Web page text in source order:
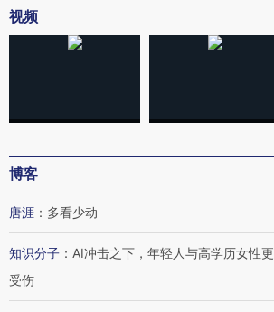
视频
博客
唐涯 ： 多看少动
知识分子 ： AI冲击之下，年轻人与高学历女性更
受伤